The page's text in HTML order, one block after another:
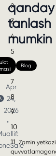
qanday
tanlash
mumkin
Blog
Apr
24,
2026
•
2
3
4
5
7
8
9
10
11 Zamin